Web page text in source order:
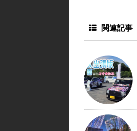
関連記事